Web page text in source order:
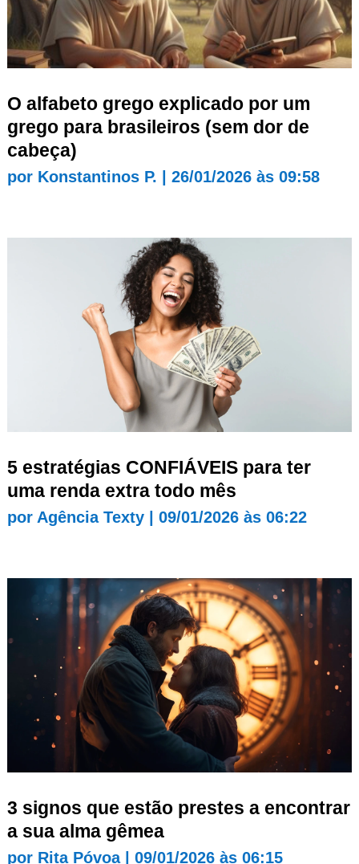
O alfabeto grego explicado por um
grego para brasileiros (sem dor de
cabeça)
por Konstantinos P. 26/01/2026 às 09:58
5 estratégias CONFIÁVEIS para ter
uma renda extra todo mês
por Agência Texty| 09/01/2026 às 06:22
3 signos que estão prestes a encontrar
a sua alma gêmea
por Rita Póvoa| 09/01/2026 às 06:15